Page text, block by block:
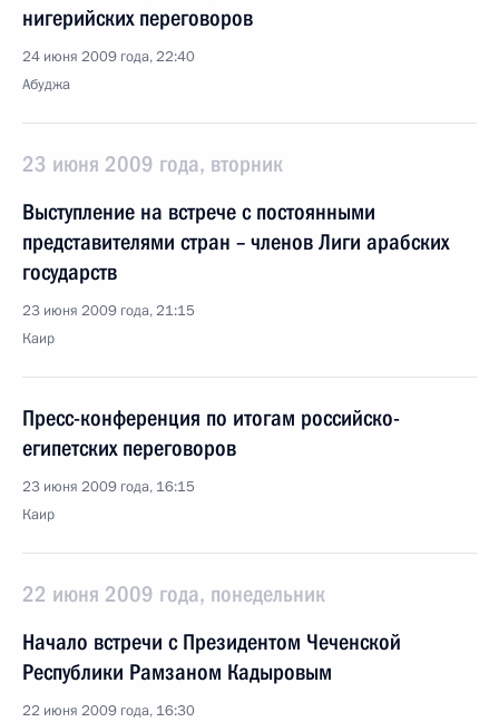
нигерийских переговоров
24 июня 2009 года, 22:40
Абуджа
23 июня 2009 года, вторник
Выступление на встрече с постоянными
представителями стран – членов Лиги арабских
государств
23 июня 2009 года, 21:15
Каир
Пресс-конференция по итогам российско-
египетских переговоров
23 июня 2009 года, 16:15
Каир
22 июня 2009 года, понедельник
Начало встречи с Президентом Чеченской
Республики Рамзаном Кадыровым
22 июня 2009 года, 16:30